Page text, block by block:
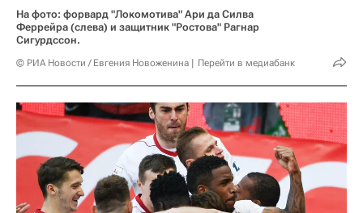
На фото: форвард "Локомотива" Ари да Силва
Феррейра (слева) и защитник "Ростова" Рагнар
Сигурдссон.
© РИА Новости / Евгения Новоженина Перейти в медиабанк